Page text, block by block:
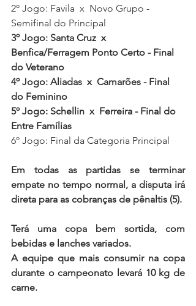
2º Jogo: Favila  x  Novo Grupo -
Semifinal do Principal
3º Jogo: Santa Cruz  x
Benfica/Ferragem Ponto Certo - Final
do Veterano
4º Jogo: Aliadas  x  Camarões - Final
do Feminino
5º Jogo: Schellin  x  Ferreira - Final do
Entre Famílias
6º Jogo: Final da Categoria Principal
Em todas as partidas se terminar
empate no tempo normal, a disputa irá
direta para as cobranças de pênaltis (5).
Terá uma copa bem sortida, com
bebidas e lanches variados.
A equipe que mais consumir na copa
durante o campeonato levará 10 kg de
carne.